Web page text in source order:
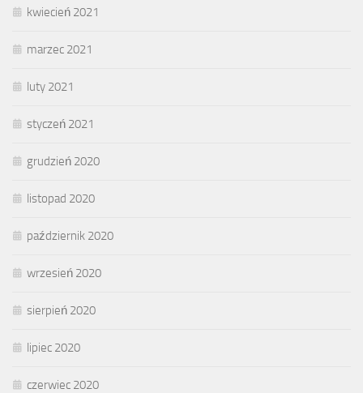
kwiecień 2021
marzec 2021
luty 2021
styczeń 2021
grudzień 2020
listopad 2020
październik 2020
wrzesień 2020
sierpień 2020
lipiec 2020
czerwiec 2020